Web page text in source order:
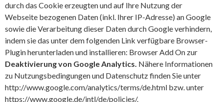
durch das Cookie erzeugten und auf Ihre Nutzung der
Webseite bezogenen Daten (inkl. Ihrer IP-Adresse) an Google
sowie die Verarbeitung dieser Daten durch Google verhindern,
indem sie das unter dem folgenden Link verfügbare Browser-
Plugin herunterladen und installieren: Browser Add On zur
Deaktivierung von Google Analytics. Nähere Informationen
zu Nutzungsbedingungen und Datenschutz finden Sie unter
http://www.google.com/analytics/terms/de.html bzw. unter
https://www.google.de/intl/de/policies/.